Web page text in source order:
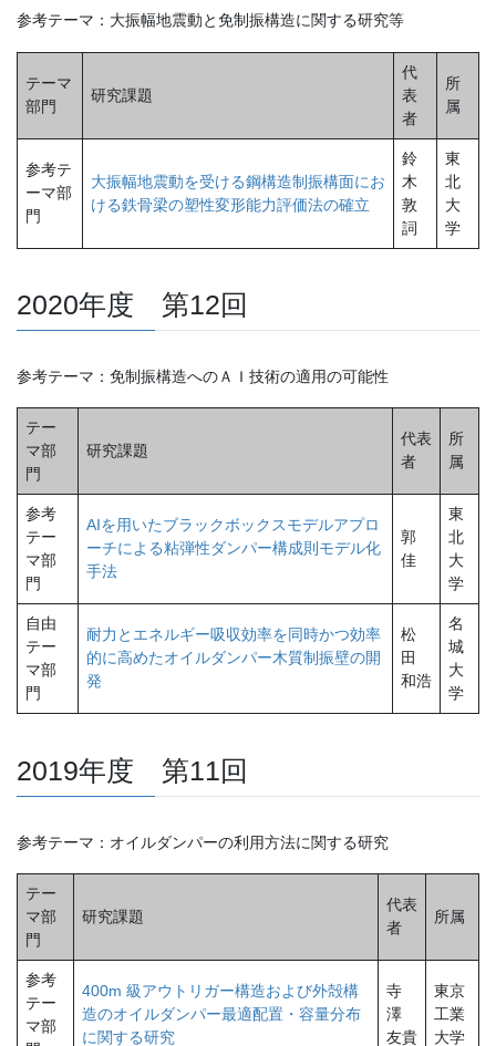
参考テーマ：大振幅地震動と免制振構造に関する研究等
テーマ
部門
研究課題
代
表
者
所
属
参考テ
ーマ部
門
大振幅地震動を受ける鋼構造制振構面にお
ける鉄骨梁の塑性変形能力評価法の確立
鈴
木
敦
詞
東
北
大
学
2020年度 第12回
参考テーマ：免制振構造へのＡＩ技術の適用の可能性
テー
マ部
門
研究課題
代表
者
所
属
参考
テー
マ部
門
AIを用いたブラックボックスモデルアプロ
ーチによる粘弾性ダンパー構成則モデル化
手法
郭
佳
東
北
大
学
自由
テー
マ部
門
耐力とエネルギー吸収効率を同時かつ効率
的に高めたオイルダンパー木質制振壁の開
発
松
田
和浩
名
城
大
学
2019年度 第11回
参考テーマ：オイルダンパーの利用方法に関する研究
テー
マ部
門
研究課題
代表
者
所属
参考
テー
マ部
400m 級アウトリガー構造および外殻構
造のオイルダンパー最適配置・容量分布
に関する研究
寺
澤
友貴
東京
工業
大学